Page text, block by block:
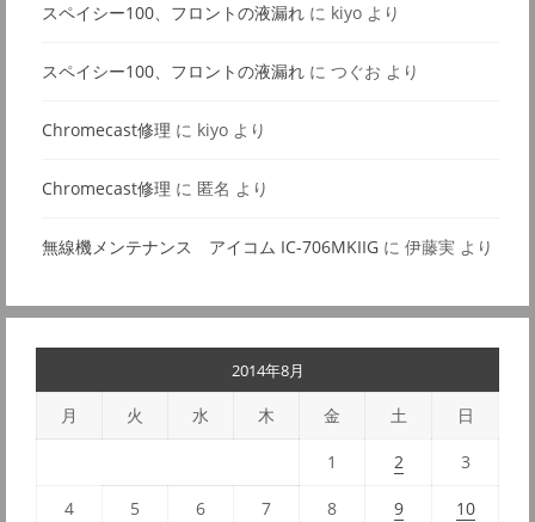
スペイシー100、フロントの液漏れ に kiyo より
スペイシー100、フロントの液漏れ に つぐお より
Chromecast修理 に kiyo より
Chromecast修理 に 匿名 より
無線機メンテナンス アイコム IC-706MKIIG に 伊藤実 より
2014年8月
月 火 水 木 金 土 日
1 2 3
4 5 6 7 8 9 10